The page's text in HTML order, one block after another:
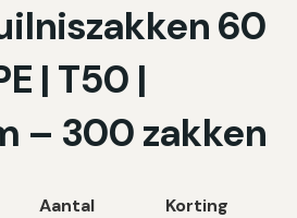
60
| T50 |
– 300 zakken
Aantal Korting